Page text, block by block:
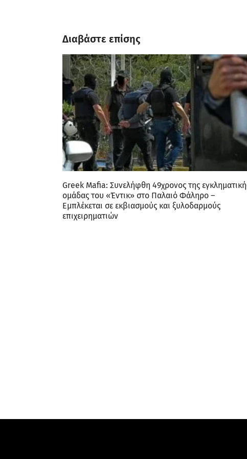
Διαβάστε επίσης
Greek Mafia: Συνελήφθη 49χρονος της
ομάδας του «Έντικ» στο Παλαιό Φάληρο –
Εμπλέκεται σε εκβιασμούς και ξυλοδαρμούς
επιχειρηματιών